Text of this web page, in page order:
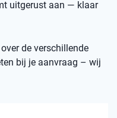
uitgerust aan — klaar
de verschillende
bij je aanvraag – wij